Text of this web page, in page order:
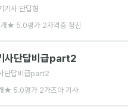
기사 단답형
개 ★ 5.0평가 2자격증 정진
사단답비급part2
단답비급part2
★ 5.0평가 2가즈아 기사